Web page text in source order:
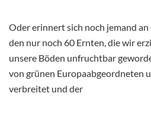
Oder erinnert sich noch jemand
den nur noch 60 Ernten, die wir
unsere Böden unfruchtbar
von grünen Europaabgeordneten
verbreitet und der